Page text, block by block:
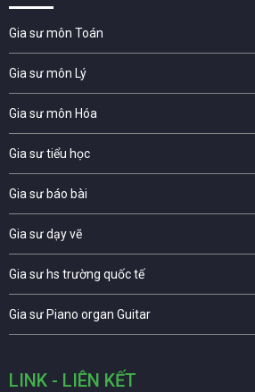
Gia sư môn Toán
Gia sư môn Lý
Gia sư môn Hóa
Gia sư tiểu học
Gia sư báo bài
Gia sư dạy vẽ
Gia sư hs trường quốc tế
Gia sư Piano organ Guitar
LINK - LIÊN KẾT